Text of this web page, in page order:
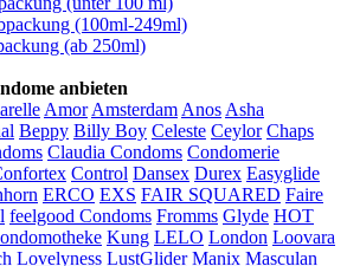
(100ml-249ml)
(ab 250ml)
anbieten
Amor Amsterdam Anos Asha
Beppy Billy Boy Celeste Ceylor Chaps
Claudia Condoms Condomerie
Control Dansex Durex Easyglide
ERCO EXS FAIR SQUARED Faire
feelgood Condoms Fromms Glyde HOT
Kung LELO London Loovara
Lovelyness LustGlider Manix Masculan